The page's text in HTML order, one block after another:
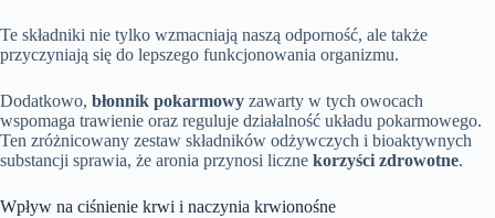
Te składniki nie tylko wzmacniają naszą odporność, ale także
przyczyniają się do lepszego funkcjonowania organizmu.
Dodatkowo, błonnik pokarmowy zawarty w tych owocach
wspomaga trawienie oraz reguluje działalność układu pokarmowego.
Ten zróżnicowany zestaw składników odżywczych i bioaktywnych
substancji sprawia, że aronia przynosi liczne korzyści zdrowotne.
Wpływ na ciśnienie krwi i naczynia krwionośne